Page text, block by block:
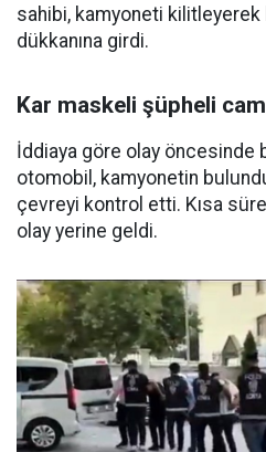
sahibi, kamyoneti kilitleyerek
dükkanına girdi.
Kar maskeli şüpheli
İddiaya göre olay öncesinde
otomobil, kamyonetin
çevreyi kontrol etti. Kısa
olay yerine geldi.